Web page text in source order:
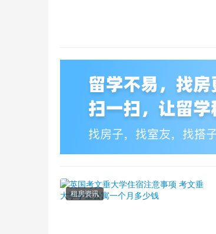
租房资讯